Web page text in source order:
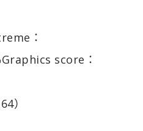
：
Graphics score：
）